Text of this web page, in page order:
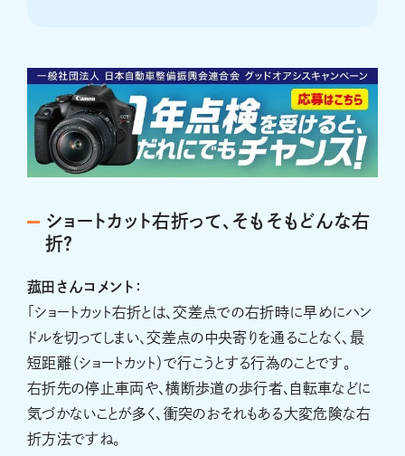
ショートカット右折って、そもそもどんな右
折？
菰田さんコメント：
「ショートカット右折とは、交差点での右折時に早めにハン
ドルを切ってしまい、交差点の中央寄りを通ることなく、最
短距離（ショートカット）で行こうとする行為のことです。
右折先の停止車両や、横断歩道の歩行者、自転車などに
気づかないことが多く、衝突のおそれもある大変危険な右
折方法ですね。